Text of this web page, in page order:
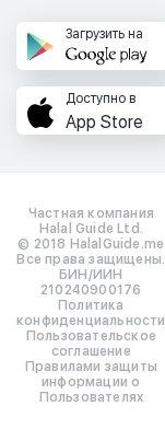
Загрузить на
Доступно в
App Store
Частная компания
Halal Guide Ltd.
© 2018 HalalGuide.me
Все права защищены.
БИН/ИИН
210240900176
Политика
конфиденциальности
Пользовательское
соглашение
Правилами защиты
информации о
Пользователях